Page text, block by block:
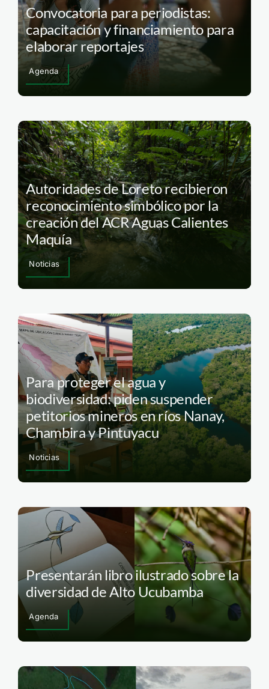
Convocatoria para periodistas:
capacitación y financiamiento para
elaborar reportajes
Agenda
Autoridades de Loreto recibieron
reconocimiento simbólico por la
creación del ACR Aguas Calientes
Maquía
Noticias
Para proteger el agua y
biodiversidad: piden suspender
petitorios mineros en ríos Nanay,
Chambira y Pintuyacu
Noticias
Presentarán libro ilustrado sobre la
diversidad de Alto Ucubamba
Agenda